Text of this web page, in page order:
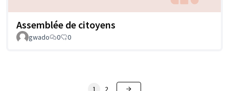
Assemblée de citoyens
gwado 0 0
1 2